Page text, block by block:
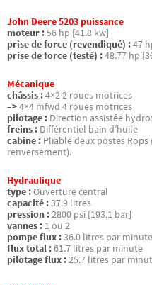
John Deere 5203 puissance
moteur :56 hp [41.8 kw]
prise de force (revendiqué) :47
prise de force (testé) :48.77 hp
Mécanique
châssis :4×2 2 roues motrices
–>4×4 mfwd 4 roues motrices
pilotage : Direction assistée
freins : Différentiel bain d’huile
cabine : Pliable deux postes
renversement).
Hydraulique
type :Ouverture central
capacité :37.9 litres
pression :2800 psi [193.1 bar]
vannes : 1 ou 2
pompe flux :36.0 litres par minute
flux total :61.7 litres par minute
pilotage flux :25.7 litres par